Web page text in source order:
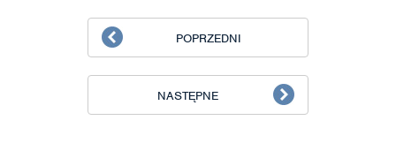
POPRZEDNI
NASTĘPNE